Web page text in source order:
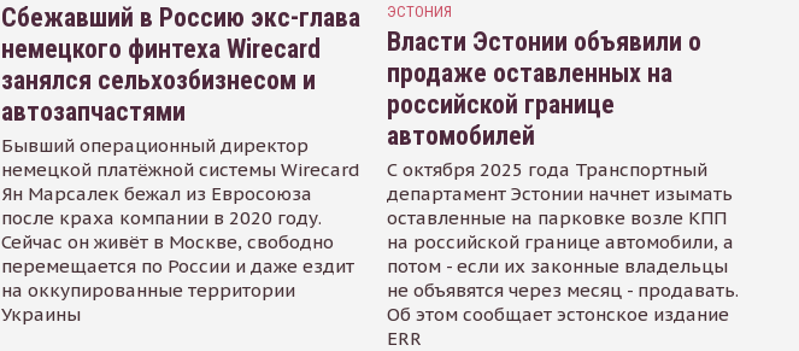
Сбежавший в Россию экс-глава
немецкого финтеха Wirecard
занялся сельхозбизнесом и
автозапчастями
Бывший операционный директор
немецкой платёжной системы Wirecard
Ян Марсалек бежал из Евросоюза
после краха компании в 2020 году.
Сейчас он живёт в Москве, свободно
перемещается по России и даже ездит
на оккупированные территории
Украины
ЭСТОНИЯ
Власти Эстонии объявили о
продаже оставленных на
российской границе
автомобилей
С октября 2025 года Транспортный
департамент Эстонии начнет изымать
оставленные на парковке возле КПП
на российской границе автомобили, а
потом - если их законные владельцы
не объявятся через месяц - продавать.
Об этом сообщает эстонское издание
ERR